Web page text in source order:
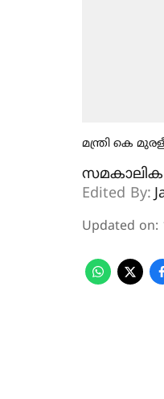
മന്ത്രി കെ
Edited By:
Updated on: